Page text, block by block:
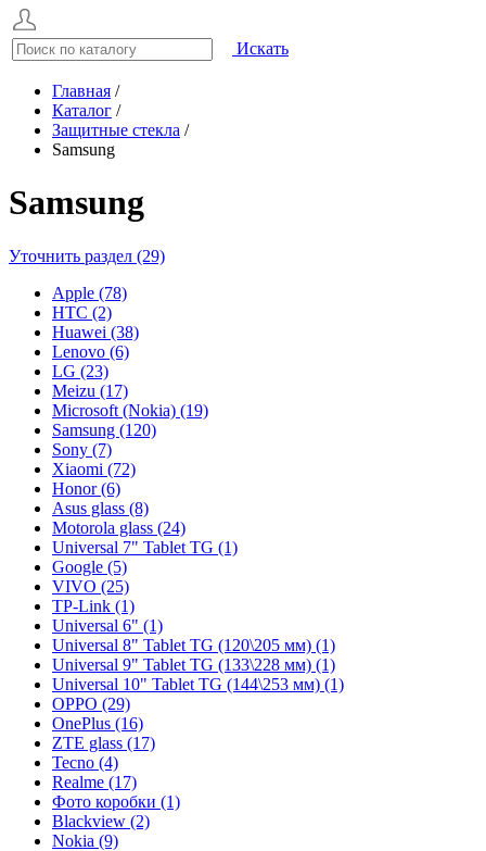
Искать
Главная /
Каталог /
Защитные стекла /
Samsung
Samsung
Уточнить раздел (29)
Apple (78)
HTC (2)
Huawei (38)
Lenovo (6)
LG (23)
Meizu (17)
Microsoft (Nokia) (19)
Samsung (120)
Sony (7)
Xiaomi (72)
Honor (6)
Asus glass (8)
Motorola glass (24)
Universal 7" Tablet TG (1)
Google (5)
VIVO (25)
TP-Link (1)
Universal 6" (1)
Universal 8" Tablet TG (120\205 мм) (1)
Universal 9" Tablet TG (133\228 мм) (1)
Universal 10" Tablet TG (144\253 мм) (1)
OPPO (29)
OnePlus (16)
ZTE glass (17)
Tecno (4)
Realme (17)
Фото коробки (1)
Blackview (2)
Nokia (9)